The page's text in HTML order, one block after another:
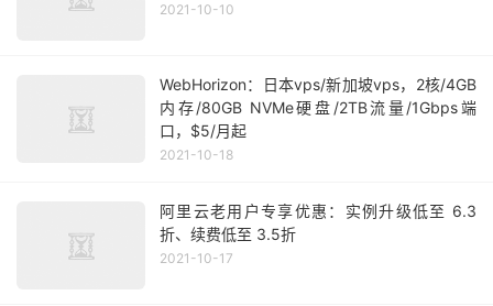
2021-10-10
WebHorizon：日本vps/新加坡vps，2核/4GB
内存/80GB NVMe硬盘/2TB流量/1Gbps端
口，$5/月起
2021-10-18
阿里云老用户专享优惠：实例升级低至 6.3
折、续费低至 3.5折
2021-10-17